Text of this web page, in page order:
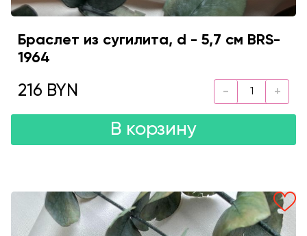
Браслет из сугилита, d - 5,7 см BRS-
1964
216 BYN
В корзину